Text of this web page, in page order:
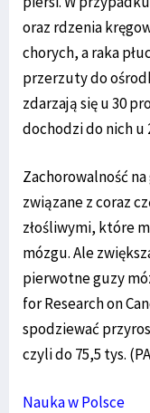
oraz rdzenia
chorych, a raka
przerzuty do
zdarzają się u 30
dochodzi do nich u
Zachorowalność
związane z coraz
złośliwymi, które
mózgu. Ale
pierwotne guzy
for Research on
spodziewać
czyli do 75,5 tys.
Nauka w Polsce